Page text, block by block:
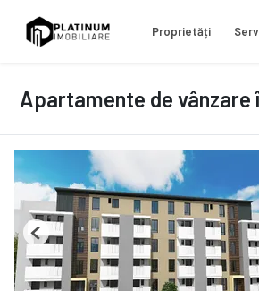
Proprietăți
Apartamente de vânzare
Previous